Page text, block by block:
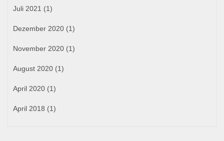
Juli 2021 (1)
Dezember 2020 (1)
November 2020 (1)
August 2020 (1)
April 2020 (1)
April 2018 (1)